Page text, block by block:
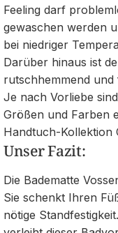
Feeling darf
gewaschen werden
bei niedriger
Darüber hinaus ist
rutschhemmend und
Je nach Vorliebe
Größen und Farben
Handtuch-Kollektion
Unser Fazit:
Die Badematte
Sie schenkt Ihren
nötige